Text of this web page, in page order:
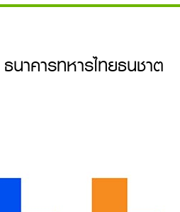
นาคารทหารไทยธนชาต